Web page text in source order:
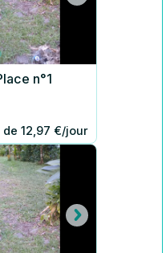
n°1
de 12,97 €/jour